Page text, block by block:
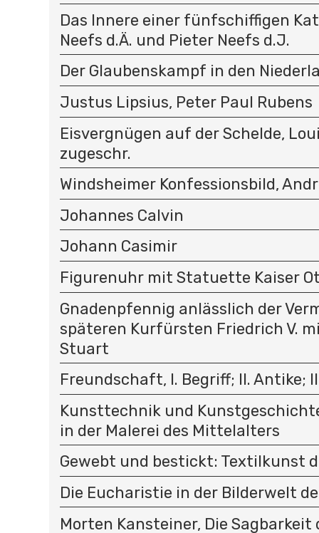
Das Innere einer fünfschiffigen
Neefs d.Ä. und Pieter Neefs d.J.
Der Glaubenskampf in den
Justus Lipsius, Peter Paul Rubens
Eisvergnügen auf der Schelde,
zugeschr.
Windsheimer Konfessionsbild,
Johannes Calvin
Johann Casimir
Figurenuhr mit Statuette Kaiser
Gnadenpfennig anlässlich der
späteren Kurfürsten Friedrich V.
Stuart
Freundschaft, I. Begriff; II. Antike;
Kunsttechnik und
in der Malerei des Mittelalters
Gewebt und bestickt: Textilkunst
Die Eucharistie in der Bilderwelt
Morten Kansteiner, Die Sagbarkeit